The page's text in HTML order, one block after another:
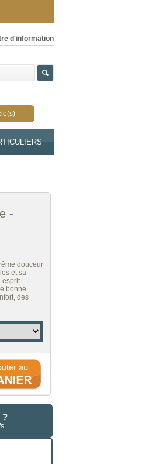
d'information
-
douceur
et sa
esprit
bonne
des
?